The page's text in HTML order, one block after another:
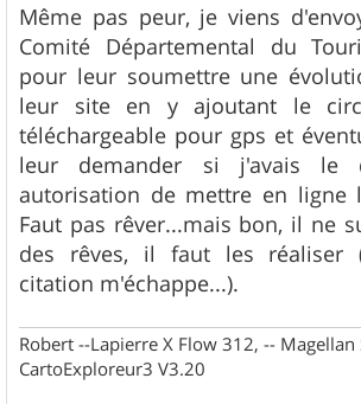
s
s
a
g
e
Même pas peur, je viens
Comité Départemental du
pour leur soumettre une
leur site en y ajoutant le
téléchargeable pour gps et
leur demander si j'avais
autorisation de mettre en ligne
Faut pas rêver...mais bon, il ne
des rêves, il faut les réaliser
citation m'échappe...).
Robert --Lapierre X Flow 312, --
CartoExploreur3 V3.20